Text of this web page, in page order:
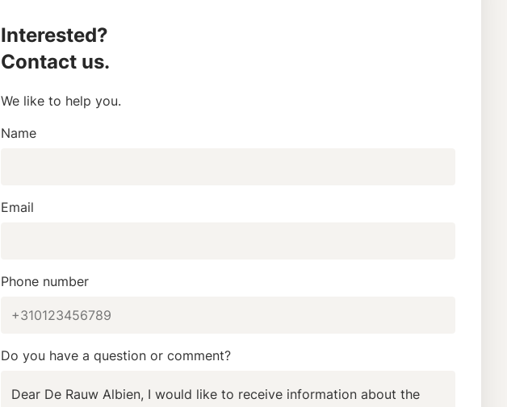
Interested?
Contact us.
We like to help you.
Name
Email
Phone number
Do you have a question or comment?